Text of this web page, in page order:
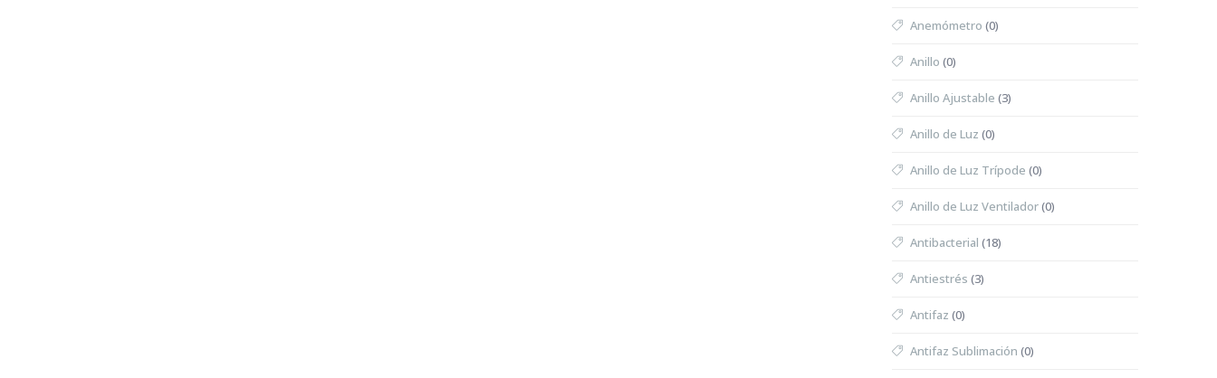
Anemómetro (0)
Anillo (0)
Anillo Ajustable (3)
Anillo de Luz (0)
Anillo de Luz Trípode (0)
Anillo de Luz Ventilador(0)
Antibacterial (18)
Antiestrés (3)
Antifaz (0)
Antifaz Sublimación (0)